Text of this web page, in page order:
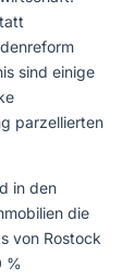
sind einige
parzellierten
in den
die
von Rostock
%